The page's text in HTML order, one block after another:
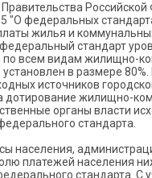
"О федеральных
жилья и
стандарт
по всем видам жилищно-
установлен в размере 80%.
источников
дотирование жилищно-
органы власти
стандарта.
населения,
платежей населения
стандарта. С